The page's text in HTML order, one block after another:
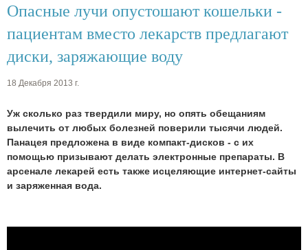
Опасные лучи опустошают кошельки -
пациентам вместо лекарств предлагают
диски, заряжающие воду
18 Декабря 2013 г.
Уж сколько раз твердили миру, но опять обещаниям
вылечить от любых болезней поверили тысячи людей.
Панацея предложена в виде компакт-дисков - с их
помощью призывают делать электронные препараты. В
арсенале лекарей есть также исцеляющие интернет-сайты
и заряженная вода.